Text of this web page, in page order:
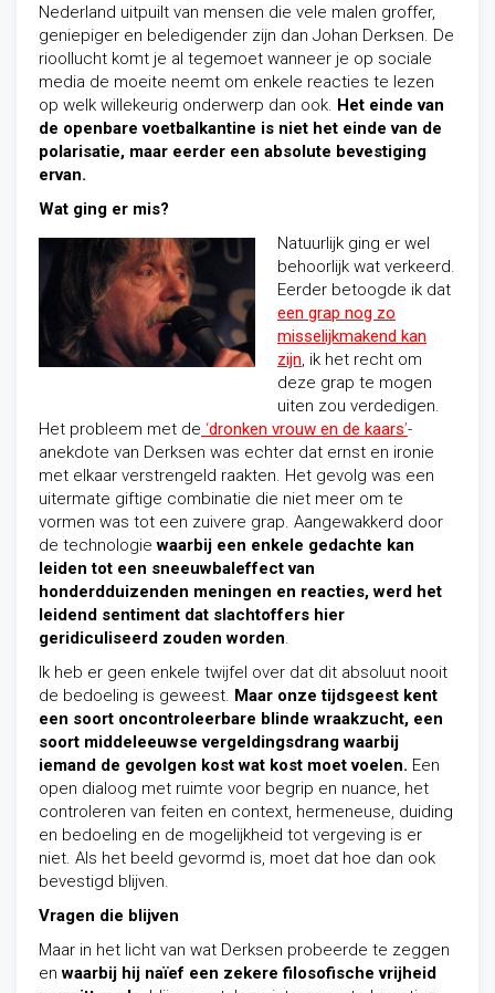
Nederland uitpuilt van mensen die vele malen groffer,
geniepiger en beledigender zijn dan Johan Derksen. De
rioollucht komt je al tegemoet wanneer je op sociale
media de moeite neemt om enkele reacties te lezen
op welk willekeurig onderwerp dan ook. Het einde van
de openbare voetbalkantine is niet het einde van de
polarisatie, maar eerder een absolute bevestiging
ervan.
Wat ging er mis?
Natuurlijk ging er wel
behoorlijk wat verkeerd.
Eerder betoogde ik dat
een grap nog zo
misselijkmakend kan
zijn, ik het recht om
deze grap te mogen
uiten zou verdedigen.
Het probleem met de ‘dronken vrouw en de kaars’-
anekdote van Derksen was echter dat ernst en ironie
met elkaar verstrengeld raakten. Het gevolg was een
uitermate giftige combinatie die niet meer om te
vormen was tot een zuivere grap. Aangewakkerd door
de technologie waarbij een enkele gedachte kan
leiden tot een sneeuwbaleffect van
honderdduizenden meningen en reacties, werd het
leidend sentiment dat slachtoffers hier
geridiculiseerd zouden worden.
Ik heb er geen enkele twijfel over dat dit absoluut nooit
de bedoeling is geweest. Maar onze tijdsgeest kent
een soort oncontroleerbare blinde wraakzucht, een
soort middeleeuwse vergeldingsdrang waarbij
iemand de gevolgen kost wat kost moet voelen. Een
open dialoog met ruimte voor begrip en nuance, het
controleren van feiten en context, hermeneuse, duiding
en bedoeling en de mogelijkheid tot vergeving is er
niet. Als het beeld gevormd is, moet dat hoe dan ook
bevestigd blijven.
Vragen die blijven
Maar in het licht van wat Derksen probeerde te zeggen
enwaarbij hij naïef een zekere filosofische vrijheid